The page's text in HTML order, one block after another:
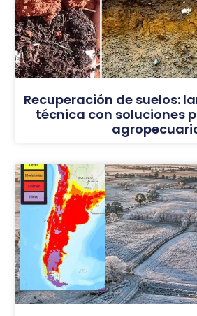
Recuperación de suelos:
técnica con soluciones